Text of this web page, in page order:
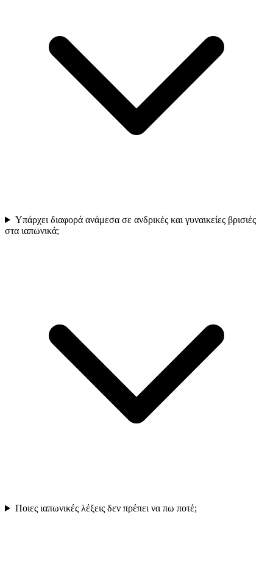
Υπάρχει διαφορά ανάμεσα σε ανδρικές και γυναικείες βρισιές
στα ιαπωνικά;
Ποιες ιαπωνικές λέξεις δεν πρέπει να πω ποτέ;